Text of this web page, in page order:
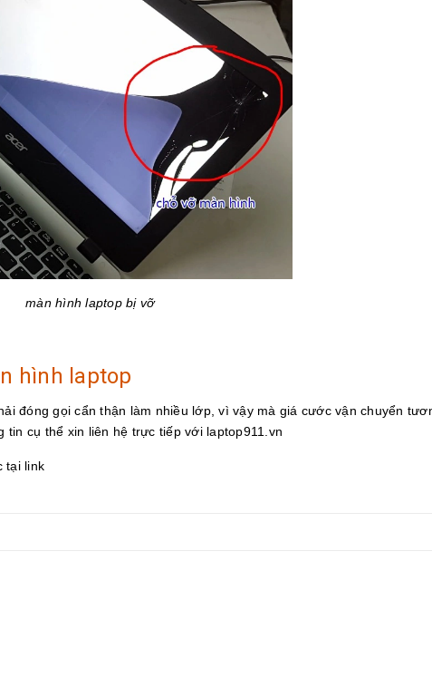
màn hình laptop bị vỡ
hình laptop
đóng gọi cẩn thận làm nhiều lớp, vì vậy mà giá cước vận chuyển
cụ thể xin liên hệ trực tiếp với laptop911.vn
tại link